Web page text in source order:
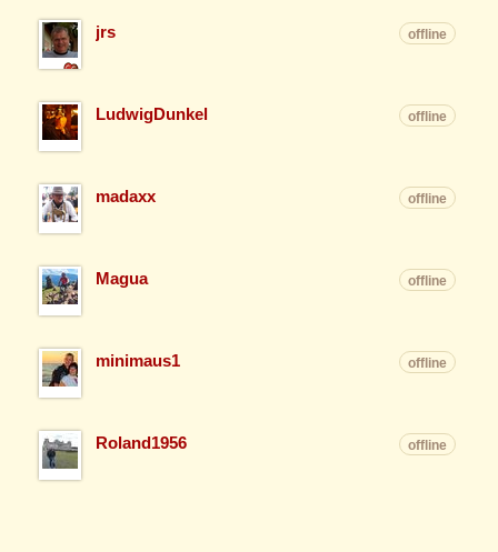
jrs offline
LudwigDunkel offline
madaxx offline
Magua offline
minimaus1 offline
Roland1956 offline